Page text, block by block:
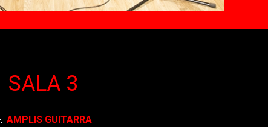
SALA 3
AMPLIS GUITARRA